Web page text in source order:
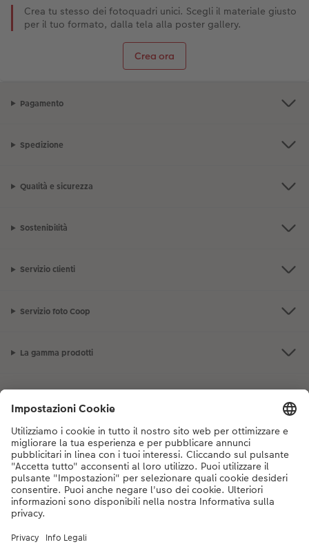
Crea tu stesso dei fotoquadri unici. Scegli il materiale giusto
per il tuo formato, dalla tela alla poster gallery.
Crea ora
Pagamento
Spedizione
Qualità e sicurezza
Sostenibilità
Servizio clienti
Servizio foto Coop
La gamma prodotti
Se hai domande sui prodotti o sull'ordine, non esitare a contattarci dal
lunedì alla domenica dalle 9:00 alle 20:00 (esclusi i giorni festivi) al
numero di telefono044 499 10 38 dal lunedì alla domenica, dalle 9:00 alle
20:00 (festività escluse)
DE|FR|IT